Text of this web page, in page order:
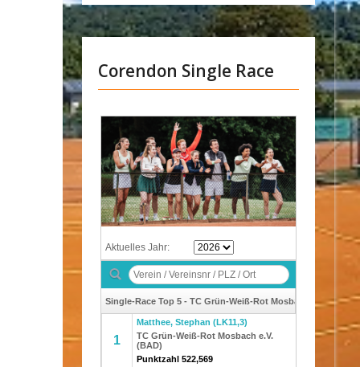
Corendon Single Race